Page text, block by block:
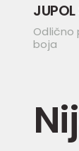
Odlično
boja